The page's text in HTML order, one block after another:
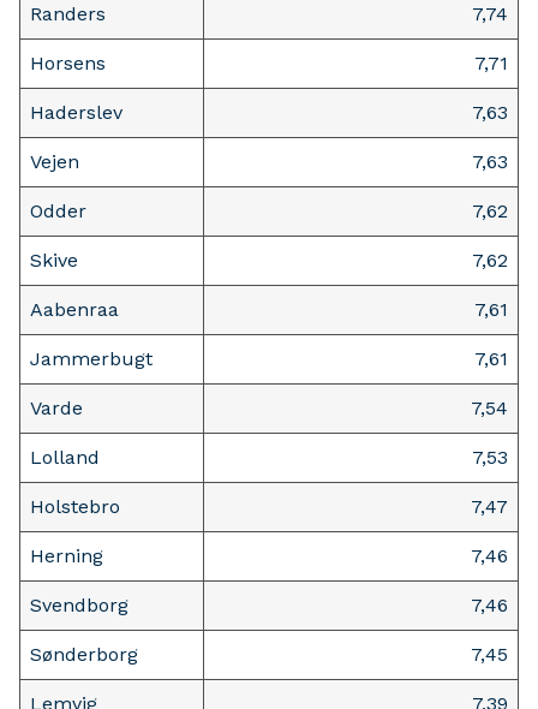
Randers 7,74
Horsens 7,71
Haderslev 7,63
Vejen 7,63
Odder 7,62
Skive 7,62
Aabenraa 7,61
Jammerbugt 7,61
Varde 7,54
Lolland 7,53
Holstebro 7,47
Herning 7,46
Svendborg 7,46
Sønderborg 7,45
Lemvig 7,39